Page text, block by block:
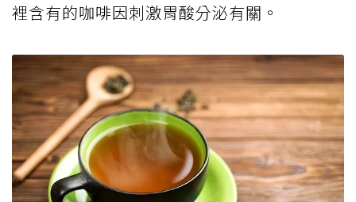
裡含有的咖啡因刺激胃酸分泌有關。